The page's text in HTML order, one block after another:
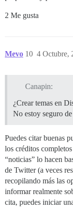
2 Me gusta
Mevo 4 Octubre,
10
Canapin:
¿Crear temas en
No estoy seguro
Puedes citar buenas
los créditos
“noticias” lo hacen
de Twitter (a veces
recopilando más las
informar realmente
cita, puedes iniciar